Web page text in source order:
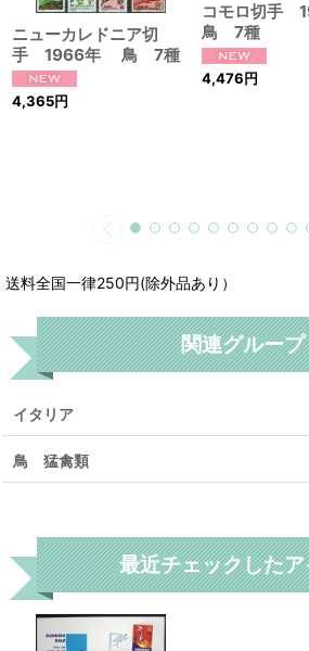
ニューカレドニア切
手 1966年 鳥 7種
4,365円
コモロ切手
鳥 7種
4,476円
送料全国一律250円(除外品あり）
関連グループ
イタリア
鳥 猛禽類
最近チェックしたア